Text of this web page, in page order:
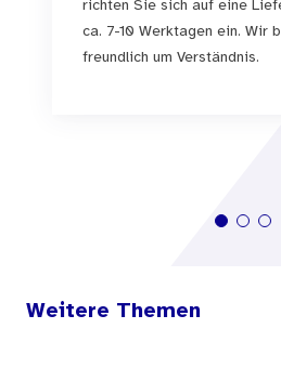
richten Sie sich auf eine
ca. 7-10 Werktagen ein. Wir
freundlich um Verständnis.
Weitere Themen